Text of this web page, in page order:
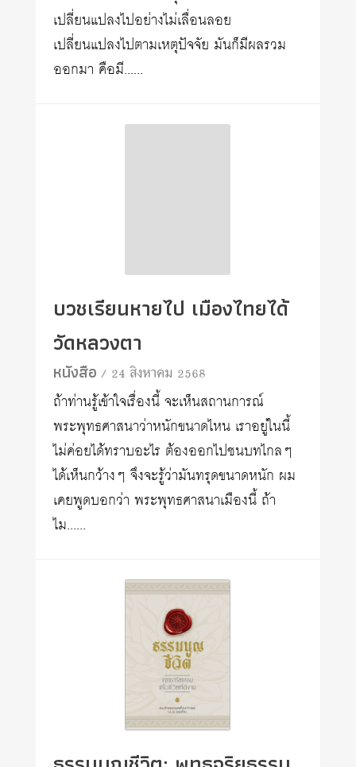
เปลี่ยนแปลงไปอย่างไม่เลื่อนลอย
เปลี่ยนแปลงไปตามเหตุปัจจัย มันก็มีผลรวม
ออกมา คือมี......
บวชเรียนหายไป เมืองไทยได้
วัดหลวงตา
หนังสือ/ 24 สิงหาคม 2568
ถ้าท่านรู้เข้าใจเรื่องนี้ จะเห็นสถานการณ์
พระพุทธศาสนาว่าหนักขนาดไหน เราอยู่ในนี้
ไม่ค่อยได้ทราบอะไร ต้องออกไปชนบทไกลๆ
ได้เห็นกว้างๆ จึงจะรู้ว่ามันทรุดขนาดหนัก ผม
เคยพูดบอกว่า พระพุทธศาสนาเมืองนี้ ถ้า
ไม......